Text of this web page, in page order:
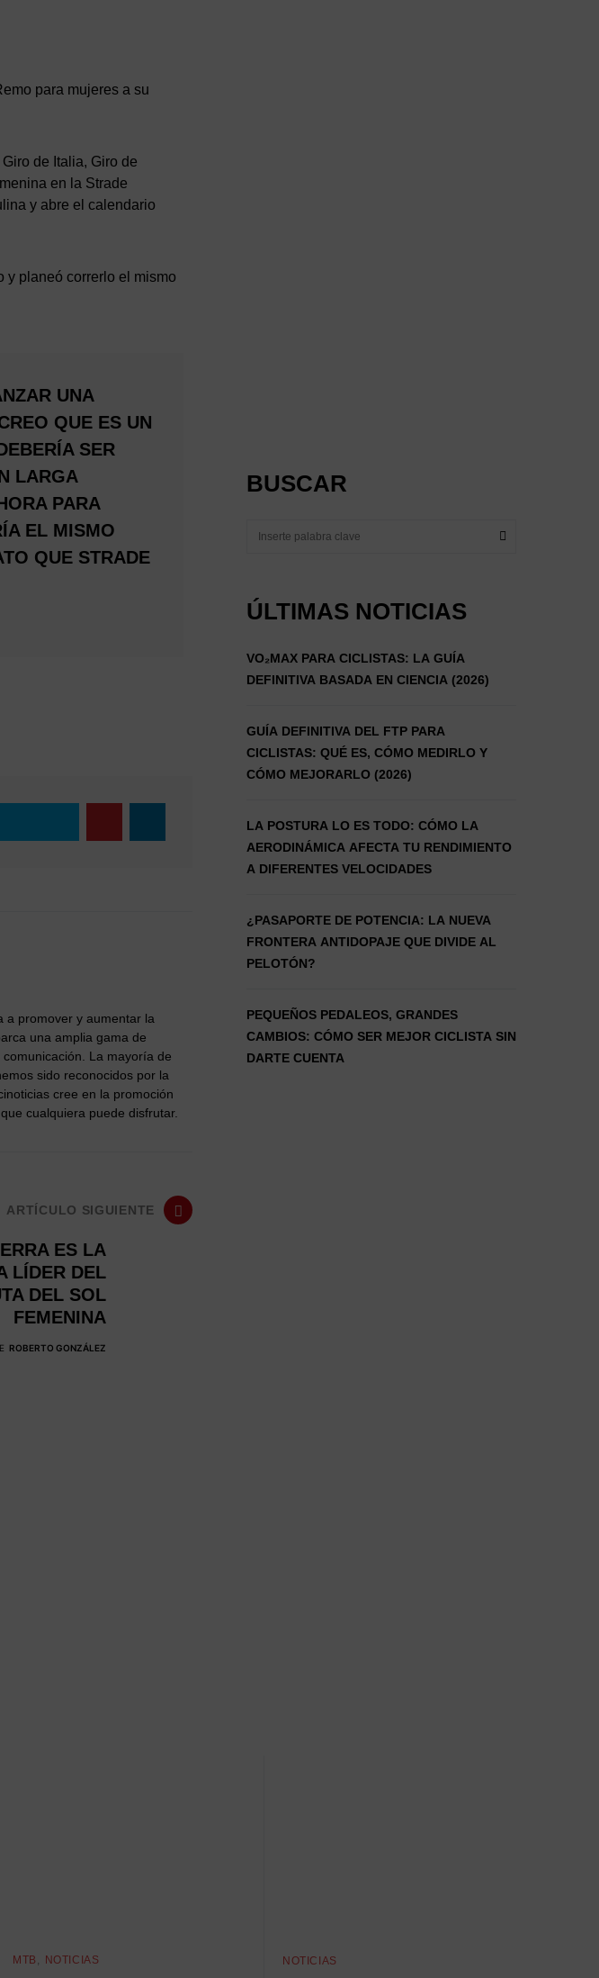
para mujeres a su
de Italia, Giro de
en la Strade
y abre el calendario
y planeó correrlo el mismo
UNA
QUE ES UN
SER
LARGA
PARA
EL MISMO
QUE STRADE
a promover y aumentar la
una amplia gama de
La mayoría de
sido reconocidos por la
cree en la promoción
cualquiera puede disfrutar.
ARTÍCULO SIGUIENTE
ES LA
LÍDER DEL
DEL SOL
FEMENINA
ROBERTO GONZÁLEZ
BUSCAR
ÚLTIMAS NOTICIAS
VO₂MAX PARA CICLISTAS: LA GUÍA
DEFINITIVA BASADA EN CIENCIA (2026)
GUÍA DEFINITIVA DEL FTP PARA
CICLISTAS: QUÉ ES, CÓMO MEDIRLO Y
CÓMO MEJORARLO (2026)
LA POSTURA LO ES TODO: CÓMO LA
AERODINÁMICA AFECTA TU RENDIMIENTO
A DIFERENTES VELOCIDADES
¿PASAPORTE DE POTENCIA: LA NUEVA
FRONTERA ANTIDOPAJE QUE DIVIDE AL
PELOTÓN?
PEQUEÑOS PEDALEOS, GRANDES
CAMBIOS: CÓMO SER MEJOR CICLISTA SIN
DARTE CUENTA
MTB NOTICIAS NOTICIAS